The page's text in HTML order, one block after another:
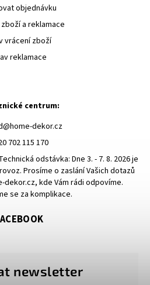
objednávku
a reklamace
vrácení zboží
reklamace
newsletter
centrum:
@home-dekor.cz
702 115 170
odstávka: Dne 3. - 7. 8. 2026 je
Prosíme o zaslání Vašich dotazů
dekor.cz, kde Vám rádi odpovíme.
se za komplikace.